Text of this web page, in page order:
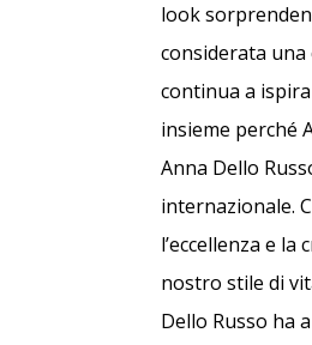
look
considerata una
continua a
insieme perché
Anna Dello
internazionale.
l’eccellenza e
nostro stile di
Dello Russo ha